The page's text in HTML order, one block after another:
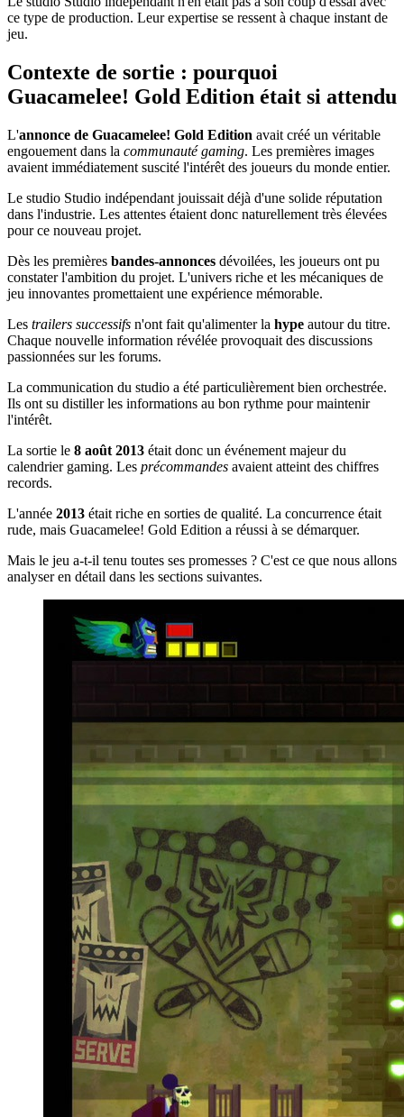
ce type de production. Leur expertise se ressent à chaque instant de
jeu.
Contexte de sortie : pourquoi
Guacamelee! Gold Edition était si attendu
L'annonce de Guacamelee! Gold Edition avait créé un véritable
engouement dans la communauté gaming. Les premières images
avaient immédiatement suscité l'intérêt des joueurs du monde entier.
Le studio Studio indépendant jouissait déjà d'une solide réputation
dans l'industrie. Les attentes étaient donc naturellement très élevées
pour ce nouveau projet.
Dès les premières bandes-annonces dévoilées, les joueurs ont pu
constater l'ambition du projet. L'univers riche et les mécaniques de
jeu innovantes promettaient une expérience mémorable.
Les trailers successifs n'ont fait qu'alimenter la hype autour du titre.
Chaque nouvelle information révélée provoquait des discussions
passionnées sur les forums.
La communication du studio a été particulièrement bien orchestrée.
Ils ont su distiller les informations au bon rythme pour maintenir
l'intérêt.
La sortie le 8 août 2013 était donc un événement majeur du
calendrier gaming. Les précommandes avaient atteint des chiffres
records.
L'année 2013 était riche en sorties de qualité. La concurrence était
rude, mais Guacamelee! Gold Edition a réussi à se démarquer.
Mais le jeu a-t-il tenu toutes ses promesses ? C'est ce que nous allons
analyser en détail dans les sections suivantes.